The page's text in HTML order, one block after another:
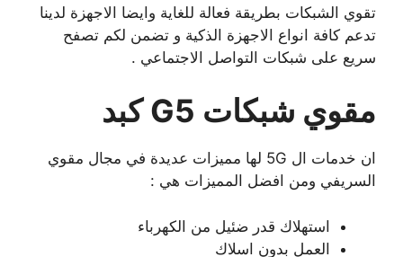
تقوي الشبكات بطريقة فعالة للغاية وايضا الاجهزة لدينا
تدعم كافة انواع الاجهزة الذكية و تضمن لكم تصفح
سريع على شبكات التواصل الاجتماعي .
مقوي شبكات
ان خدمات ال 5G لها مميزات عديدة في مجال مقوي
السريفي ومن افضل المميزات هي :
استهلاك قدر ضئيل من الكهرباء
العمل بدون اسلاك